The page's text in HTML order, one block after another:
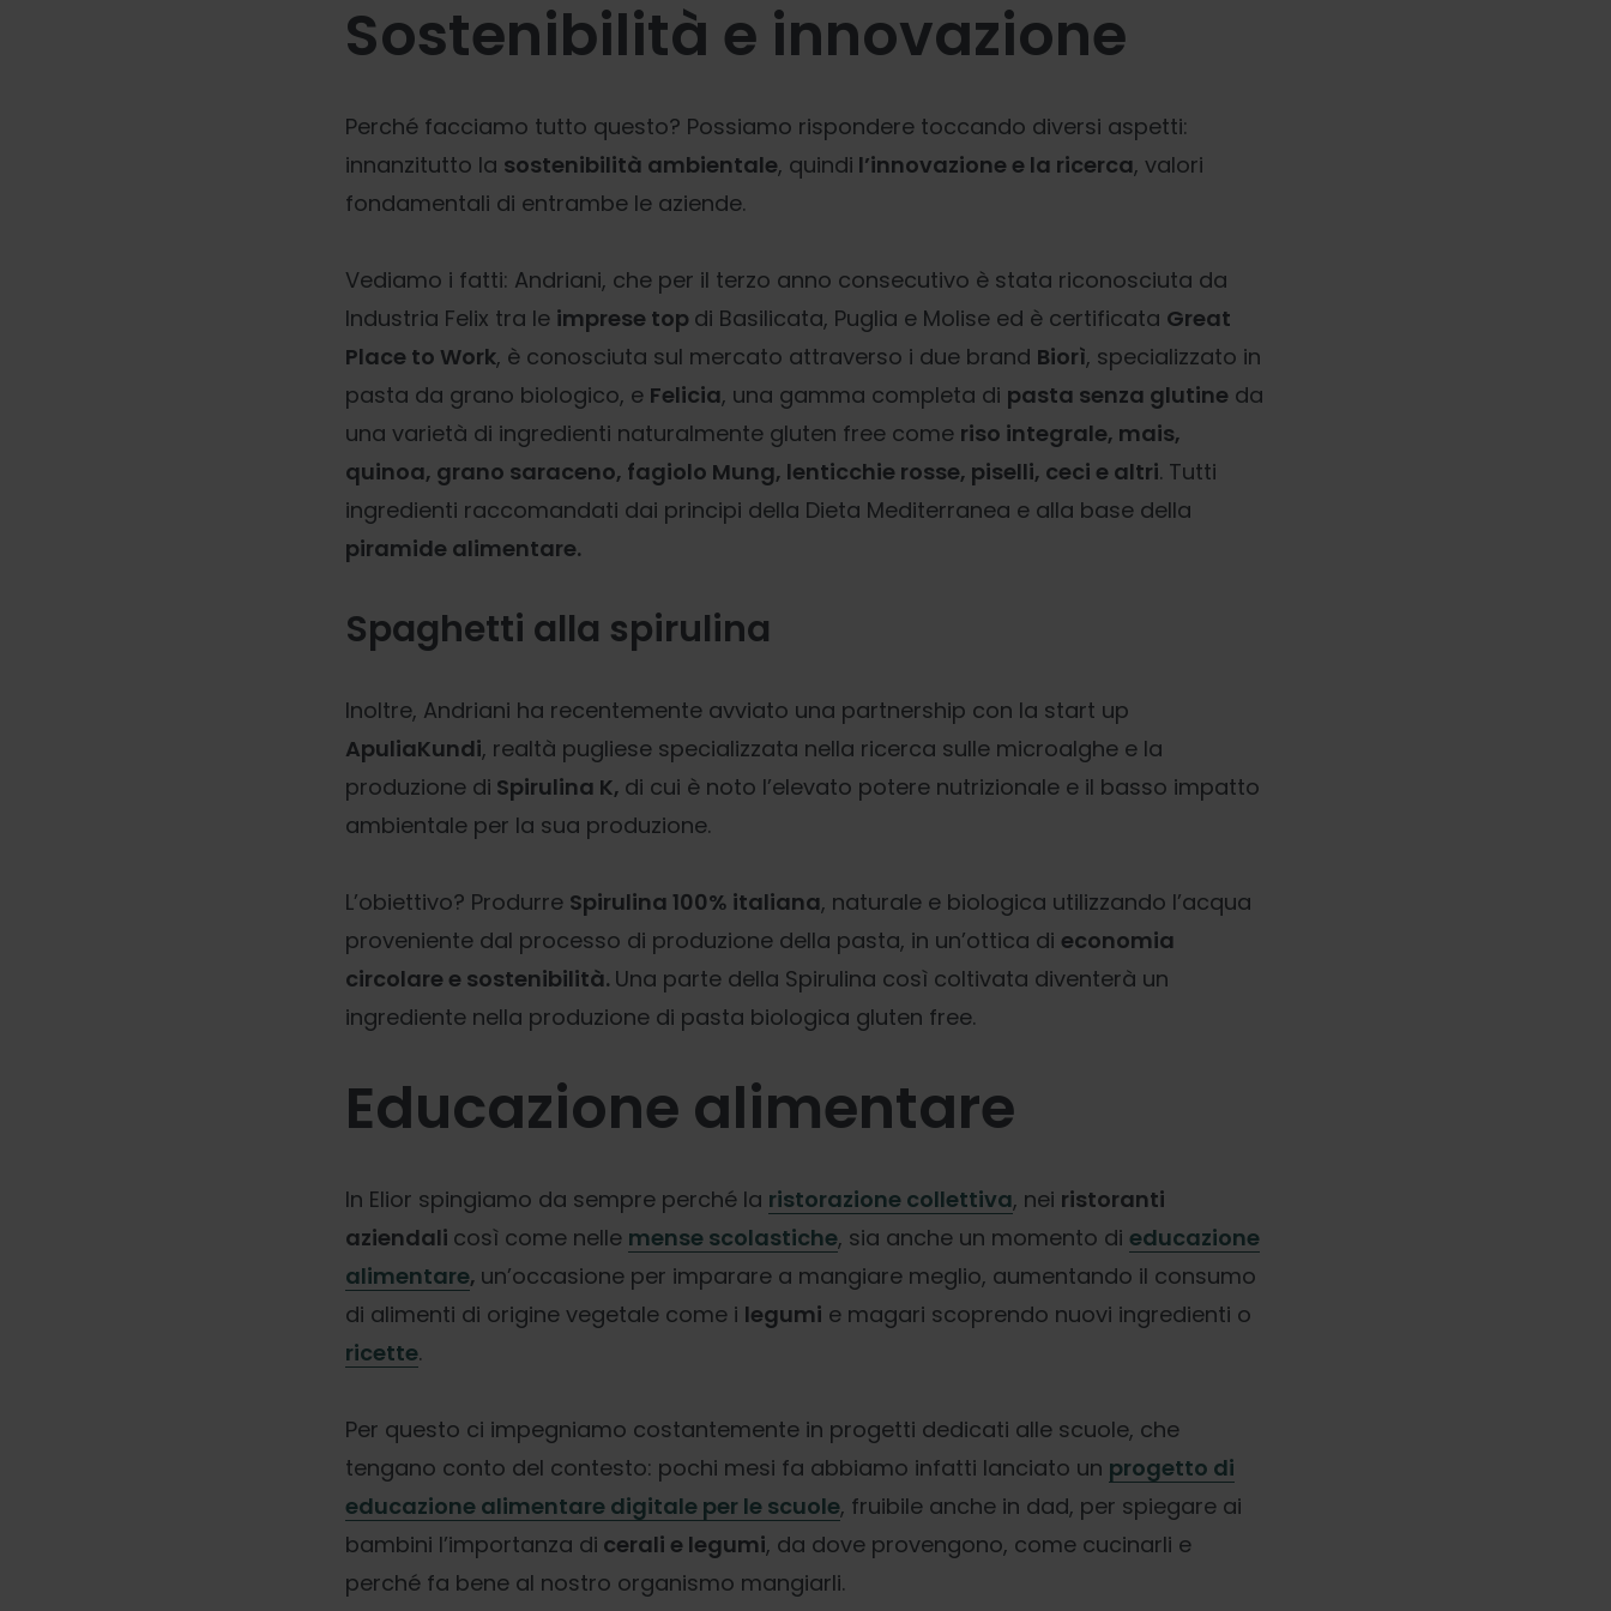
Sostenibilità e innovazione
Perché facciamo tutto questo? Possiamo rispondere toccando diversi aspetti:
innanzitutto la sostenibilità ambientale, quindi l’innovazione e la ricerca, valori
fondamentali di entrambe le aziende.
Vediamo i fatti: Andriani, che per il terzo anno consecutivo è stata riconosciuta da
Industria Felix tra le imprese top di Basilicata, Puglia e Molise ed è certificata Great
Place to Work, è conosciuta sul mercato attraverso i due brand Biorì, specializzato in
pasta da grano biologico, e Felicia, una gamma completa di pasta senza glutine da
una varietà di ingredienti naturalmente gluten free come riso integrale, mais,
quinoa, grano saraceno, fagiolo Mung, lenticchie rosse, piselli, ceci e altri. Tutti
ingredienti raccomandati dai principi della Dieta Mediterranea e alla base della
piramide alimentare.
Spaghetti alla spirulina
Inoltre, Andriani ha recentemente avviato una partnership con la start up
ApuliaKundi, realtà pugliese specializzata nella ricerca sulle microalghe e la
produzione di Spirulina K, di cui è noto l’elevato potere nutrizionale e il basso impatto
ambientale per la sua produzione.
L’obiettivo? Produrre Spirulina 100% italiana, naturale e biologica utilizzando l’acqua
proveniente dal processo di produzione della pasta, in un’ottica di economia
circolare e sostenibilità. Una parte della Spirulina così coltivata diventerà un
ingrediente nella produzione di pasta biologica gluten free.
Educazione alimentare
In Elior spingiamo da sempre perché la ristorazione collettiva, nei ristoranti
aziendali così come nelle mense scolastiche, sia anche un momento di educazione
alimentare, un’occasione per imparare a mangiare meglio, aumentando il consumo
di alimenti di origine vegetale come i legumi e magari scoprendo nuovi ingredienti o
ricette.
Per questo ci impegniamo costantemente in progetti dedicati alle scuole, che
tengano conto del contesto: pochi mesi fa abbiamo infatti lanciato un progetto di
educazione alimentare digitale per le scuole, fruibile anche in dad, per spiegare ai
bambini l’importanza di cerali e legumi, da dove provengono, come cucinarli e
perché fa bene al nostro organismo mangiarli.